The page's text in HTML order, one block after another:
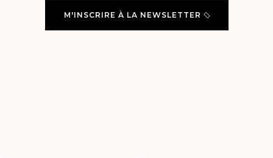
M'INSCRIRE À LA NEWSLETTER